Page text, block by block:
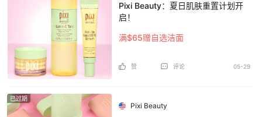
Pixi Beauty：夏日肌肤重置计划开
启！
满$65赠自选洁面
赞 评论 05-29
已过期
Pixi Beauty